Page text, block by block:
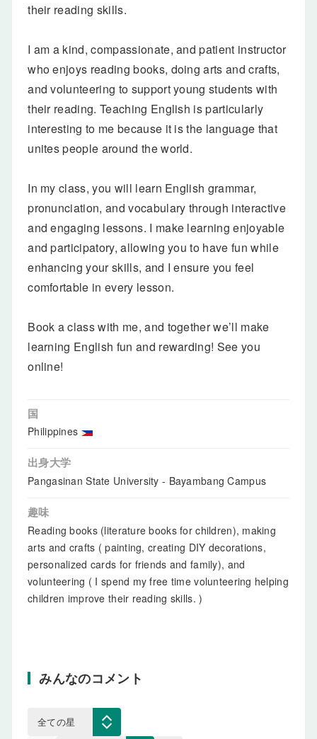
their reading skills.
I am a kind, compassionate, and patient instructor
who enjoys reading books, doing arts and crafts,
and volunteering to support young students with
their reading. Teaching English is particularly
interesting to me because it is the language that
unites people around the world.
In my class, you will learn English grammar,
pronunciation, and vocabulary through interactive
and engaging lessons. I make learning enjoyable
and participatory, allowing you to have fun while
enhancing your skills, and I ensure you feel
comfortable in every lesson.
Book a class with me, and together we’ll make
learning English fun and rewarding! See you
online!
国
Philippines
出身大学
Pangasinan State University - Bayambang Campus
趣味
Reading books (literature books for children), making
arts and crafts ( painting, creating DIY decorations,
personalized cards for friends and family), and
volunteering ( I spend my free time volunteering helping
children improve their reading skills. )
みんなのコメント